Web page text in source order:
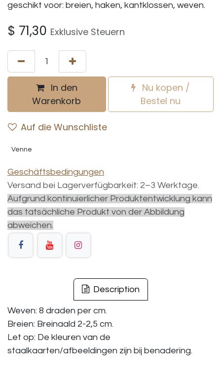
geschikt voor: breien, haken, kantklossen, weven.
$ 71,30 Exklusive Steuern
In den
Warenkorb
Nu kopen /
Bestel nu
Auf die Wunschliste
Venne
Geschäftsbedingungen
Versand bei Lagerverfügbarkeit: 2–3 Werktage.
Aufgrund kontinuierlicher Produktentwicklung kann
das tatsächliche Produkt von der Abbildung
abweichen.
Description
Weven: 8 draden per cm.
Breien: Breinaald 2-2,5 cm.
Let op: De kleuren van de
staalkaarten/afbeeldingen zijn bij benadering.